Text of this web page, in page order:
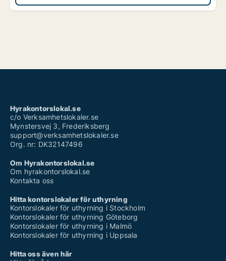
Hyrakontorslokal.se
c/o Verksamhetslokaler.se
Mynstersvej 3, Frederiksberg
support@verksamhetslokaler.se
Org. nr: DK32147496
Om Hyrakontorslokal.se
Om hyrakontorslokal.se
Kontakta oss
Hitta kontorslokaler för uthyrning
Kontorslokaler för uthyrning i Stockholm
Kontorslokaler för uthyrning Göteborg
Kontorslokaler för uthyrning i Malmö
Kontorslokaler för uthyrning i Uppsala
Hitta oss även här